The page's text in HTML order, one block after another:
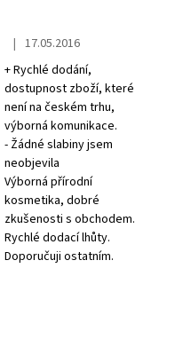
The store rating is 5 out of 5 stars.
| 17.05.2016
+ Rychlé dodání,
dostupnost zboží, které
není na českém trhu,
výborná komunikace.
- Žádné slabiny jsem
neobjevila
Výborná přírodní
kosmetika, dobré
zkušenosti s obchodem.
Rychlé dodací lhůty.
Doporučuji ostatním.